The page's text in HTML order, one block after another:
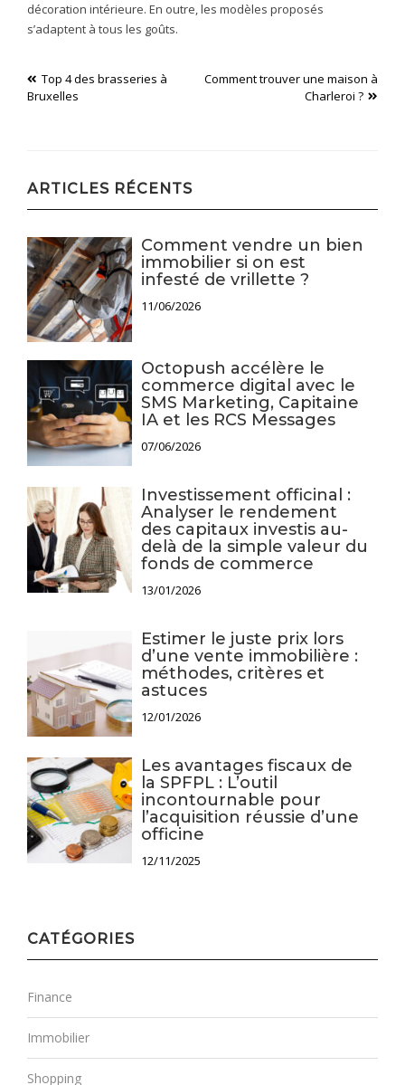
décoration intérieure. En outre, les modèles proposés
s’adaptent à tous les goûts.
Navigation
Top 4 des brasseries à
Bruxelles
Comment trouver une maison à
Charleroi ?
ARTICLES RÉCENTS
Comment vendre un bien
immobilier si on est
infesté de vrillette ?
11/06/2026
Octopush accélère le
commerce digital avec le
SMS Marketing, Capitaine
IA et les RCS Messages
07/06/2026
Investissement officinal :
Analyser le rendement
des capitaux investis au-
delà de la simple valeur du
fonds de commerce
13/01/2026
Estimer le juste prix lors
d’une vente immobilière :
méthodes, critères et
astuces
12/01/2026
Les avantages fiscaux de
la SPFPL : L’outil
incontournable pour
l’acquisition réussie d’une
officine
12/11/2025
CATÉGORIES
Finance
Immobilier
Shopping